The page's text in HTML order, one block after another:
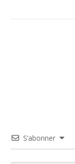
S’abonner